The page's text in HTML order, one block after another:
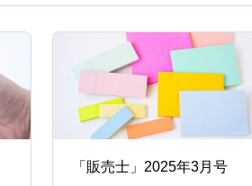
「販売士」2025年3月号